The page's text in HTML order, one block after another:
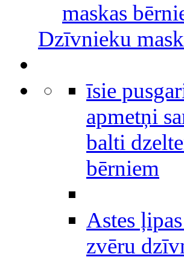
maskas
Dzīvnieku
īsie
apmetņi
balti
bērniem
Astes
zvēru